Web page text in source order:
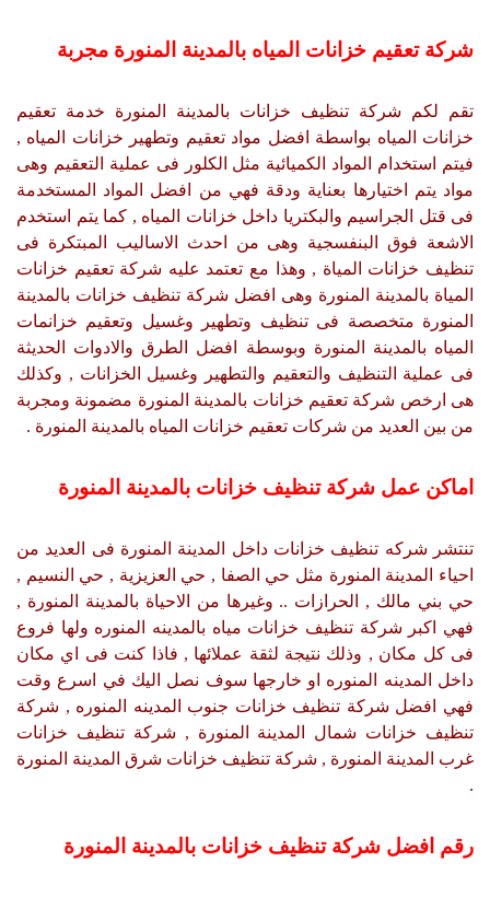
شركة تعقيم خزانات المياه بالمدينة المنورة مجربة
تقم لكم شركة تنظيف خزانات بالمدينة المنورة خدمة تعقيم
خزانات المياه بواسطة افضل مواد تعقيم وتطهير خزانات المياه ,
فيتم استخدام المواد الكميائية مثل الكلور فى عملية التعقيم وهى
مواد يتم اختيارها بعناية ودقة فهي من افضل المواد المستخدمة
فى قتل الجراسيم والبكتريا داخل خزانات المياه , كما يتم استخدم
الاشعة فوق البنفسجية وهى من احدث الاساليب المبتكرة فى
تنظيف خزانات المياة , وهذا مع تعتمد عليه شركة تعقيم خزانات
المياة بالمدينة المنورة وهى افضل شركة تنظيف خزانات بالمدينة
المنورة متخصصة فى تنظيف وتطهير وغسيل وتعقيم خزانمات
المياه بالمدينة المنورة وبوسطة افضل الطرق والادوات الحديثة
فى عملية التنظيف والتعقيم والتطهير وغسيل الخزانات , وكذلك
هى ارخص شركة تعقيم خزانات بالمدينة المنورة مضمونة ومجربة
من بين العديد من شركات تعقيم خزانات المياه بالمدينة المنورة .
اماكن عمل شركة تنظيف خزانات بالمدينة المنورة
تنتشر شركه تنظيف خزانات داخل المدينة المنورة فى العديد من
احياء المدينة المنورة مثل حي الصفا , حي العزيزية , حي النسيم ,
حي بني مالك , الحرازات .. وغيرها من الاحياة بالمدينة المنورة ,
فهي اكبر شركة تنظيف خزانات مياه بالمدينه المنوره ولها فروع
فى كل مكان , وذلك نتيجة لثقة عملائها , فاذا كنت فى اي مكان
داخل المدينه المنوره او خارجها سوف نصل اليك في اسرع وقت
فهي افضل شركة تنظيف خزانات جنوب المدينه المنوره , شركة
تنظيف خزانات شمال المدينة المنورة , شركة تنظيف خزانات
غرب المدينة المنورة , شركة تنظيف خزانات شرق المدينة المنورة
.
رقم افضل شركة تنظيف خزانات بالمدينة المنورة